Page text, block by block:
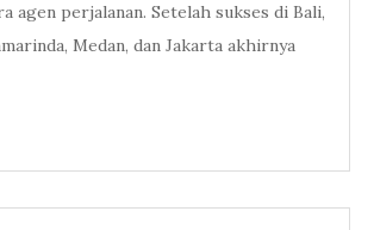
agen perjalanan. Setelah sukses di Bali,
Medan, dan Jakarta akhirnya